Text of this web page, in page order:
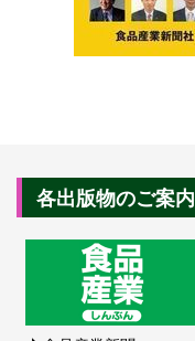
各出版物のご案